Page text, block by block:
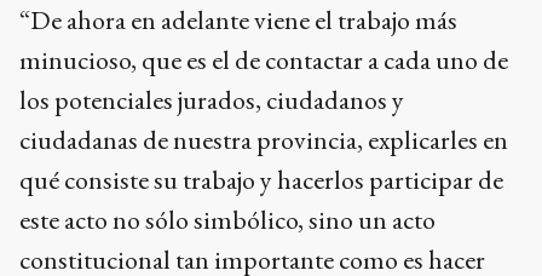
“De ahora en adelante viene el trabajo más
minucioso, que es el de contactar a cada uno de
los potenciales jurados, ciudadanos y
ciudadanas de nuestra provincia, explicarles en
qué consiste su trabajo y hacerlos participar de
este acto no sólo simbólico, sino un acto
constitucional tan importante como es hacer